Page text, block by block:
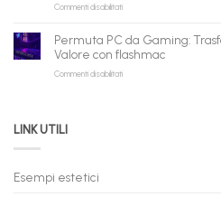
qui
Consegna
Nuovi
Ricondizionati,
Spedizione
Commenti disabilitatisu
Gaming
Rate
Online:
Permuta PC da Gaming:
Valore con flashmac
Commenti disabilitatisu
LINK UTILI
Esempi estetici